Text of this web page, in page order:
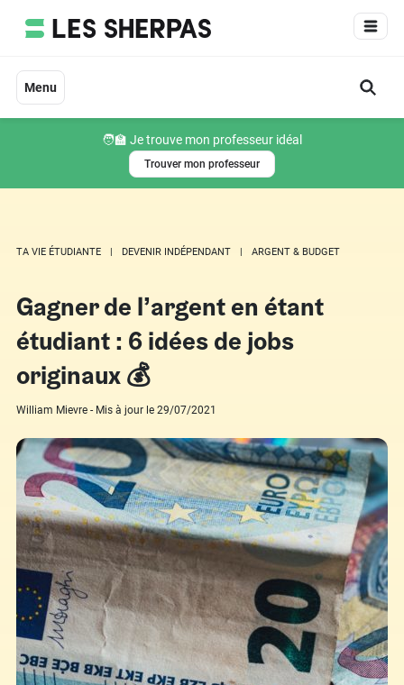
Menu
🧑‍🏫 Je trouve mon professeur idéal
Trouver mon professeur
TA VIE ÉTUDIANTE DEVENIR INDÉPENDANT ARGENT & BUDGET
Gagner de l’argent en étant
étudiant : 6 idées de jobs
originaux 💰
William Mievre - Mis à jour le 29/07/2021